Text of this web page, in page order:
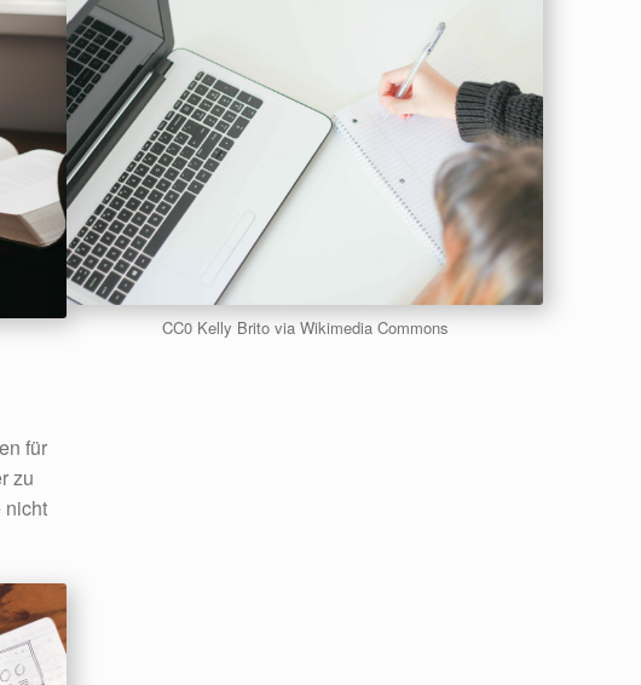
CC0 Kelly Brito via Wikimedia Commons
für
zu
nicht